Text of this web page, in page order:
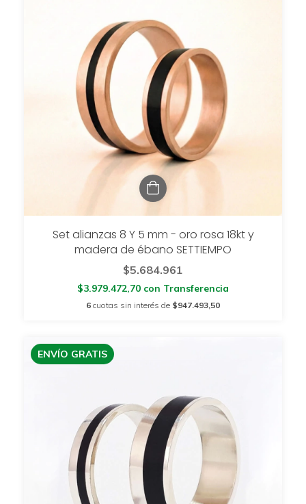
Set alianzas 8 Y 5 mm - oro rosa 18kt y
madera de ébano SETTIEMPO
$5.684.961
$3.979.472,70 con Transferencia
6 cuotas sin interés de $947.493,50
ENVÍO GRATIS